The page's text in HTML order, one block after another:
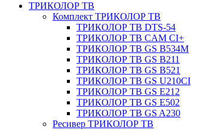
ТРИКОЛОР ТВ
Комплект ТРИКОЛОР ТВ
ТРИКОЛОР ТВ DTS-54
ТРИКОЛОР ТВ CAM CI+
ТРИКОЛОР ТВ GS B534M
ТРИКОЛОР ТВ GS B211
ТРИКОЛОР ТВ GS B521
ТРИКОЛОР ТВ GS U210CI
ТРИКОЛОР ТВ GS E212
ТРИКОЛОР ТВ GS E502
ТРИКОЛОР ТВ GS A230
Ресивер ТРИКОЛОР ТВ